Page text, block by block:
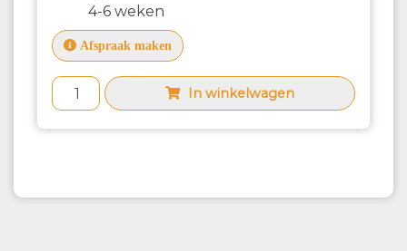
4-6 weken
Afspraak maken
In winkelwagen